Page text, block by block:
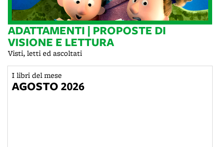
ADATTAMENTI | PROPOSTE DI
VISIONE E LETTURA
Visti, letti ed ascoltati
I libri del mese
AGOSTO 2026